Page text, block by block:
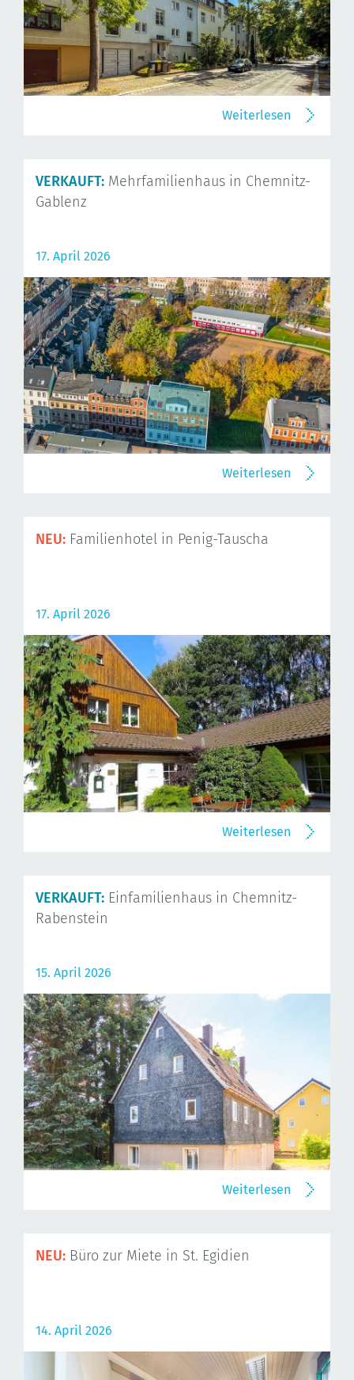
Weiterlesen
VERKAUFT: Mehrfamilienhaus in Chemnitz-
Gablenz
17. April 2026
Weiterlesen
NEU: Familienhotel in Penig-Tauscha
17. April 2026
Weiterlesen
VERKAUFT: Einfamilienhaus in Chemnitz-
Rabenstein
15. April 2026
Weiterlesen
NEU: Büro zur Miete in St. Egidien
14. April 2026